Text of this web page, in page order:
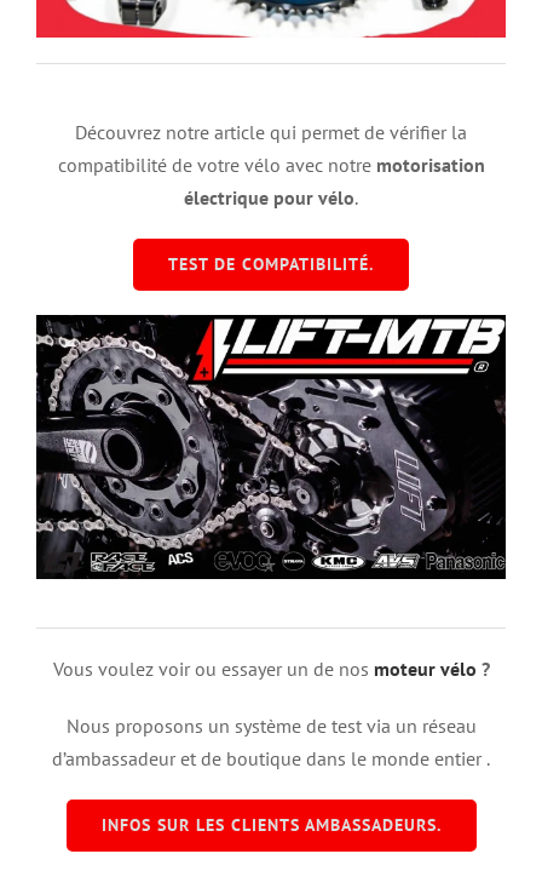
Découvrez notre article qui permet de vérifier la
compatibilité de votre vélo avec notre motorisation
électrique pour vélo.
TEST DE COMPATIBILITÉ.
Vous voulez voir ou essayer un de nos moteur vélo ?
Nous proposons un système de test via un réseau
d’ambassadeur et de boutique dans le monde entier .
INFOS SUR LES CLIENTS AMBASSADEURS.